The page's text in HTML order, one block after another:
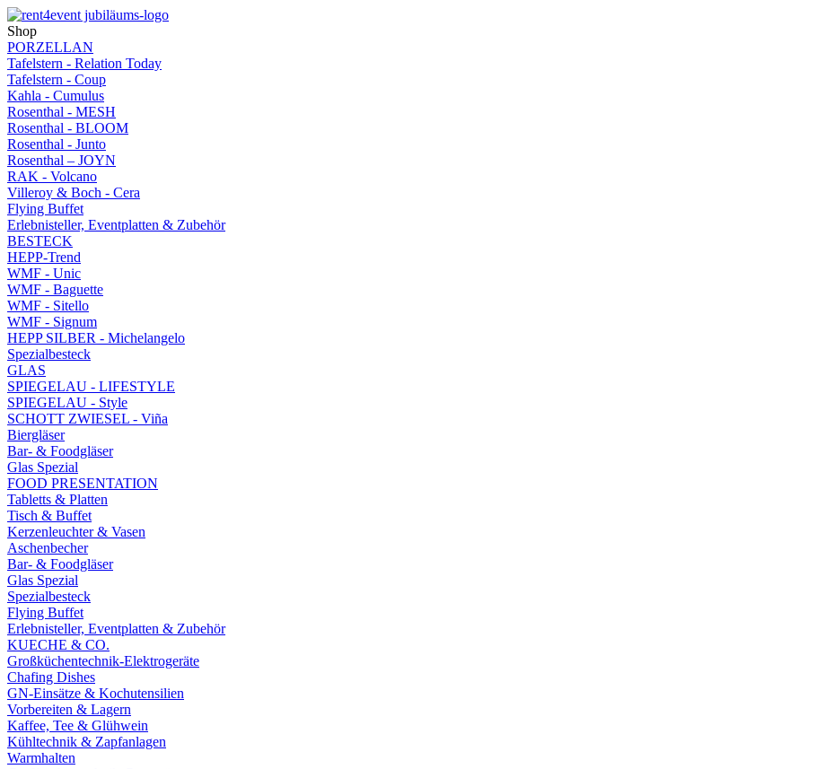
Shop
PORZELLAN
Tafelstern - Relation Today
Tafelstern - Coup
Kahla - Cumulus
Rosenthal - MESH
Rosenthal - BLOOM
Rosenthal - Junto
Rosenthal – JOYN
RAK - Volcano
Villeroy & Boch - Cera
Flying Buffet
Erlebnisteller, Eventplatten & Zubehör
BESTECK
HEPP-Trend
WMF - Unic
WMF - Baguette
WMF - Sitello
WMF - Signum
HEPP SILBER - Michelangelo
Spezialbesteck
GLAS
SPIEGELAU - LIFESTYLE
SPIEGELAU - Style
SCHOTT ZWIESEL - Viña
Biergläser
Bar- & Foodgläser
Glas Spezial
FOOD PRESENTATION
Tabletts & Platten
Tisch & Buffet
Kerzenleuchter & Vasen
Aschenbecher
Bar- & Foodgläser
Glas Spezial
Spezialbesteck
Flying Buffet
Erlebnisteller, Eventplatten & Zubehör
KUECHE & CO.
Großküchentechnik-Elektrogeräte
Chafing Dishes
GN-Einsätze & Kochutensilien
Vorbereiten & Lagern
Kaffee, Tee & Glühwein
Kühltechnik & Zapfanlagen
Warmhalten